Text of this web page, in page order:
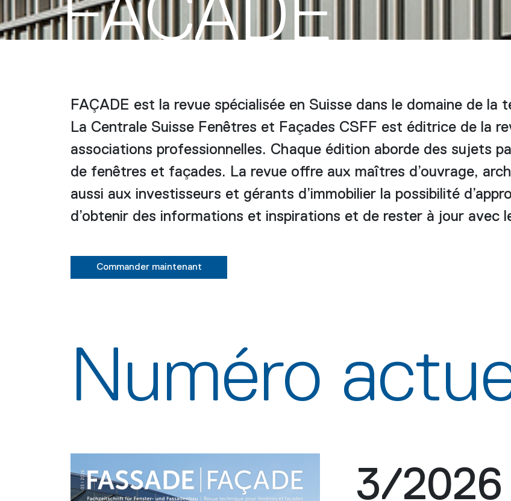
FAÇADE
FAÇADE est la revue spécialisée en Suisse dans le domaine de
La Centrale Suisse Fenêtres et Façades CSFF est éditrice de la
associations professionnelles. Chaque édition aborde des sujets
de fenêtres et façades. La revue offre aux maîtres d’ouvrage,
aussi aux investisseurs et gérants d’immobilier la possibilité
d’obtenir des informations et inspirations et de rester à jour avec
Commander maintenant
Numéro
3/2026